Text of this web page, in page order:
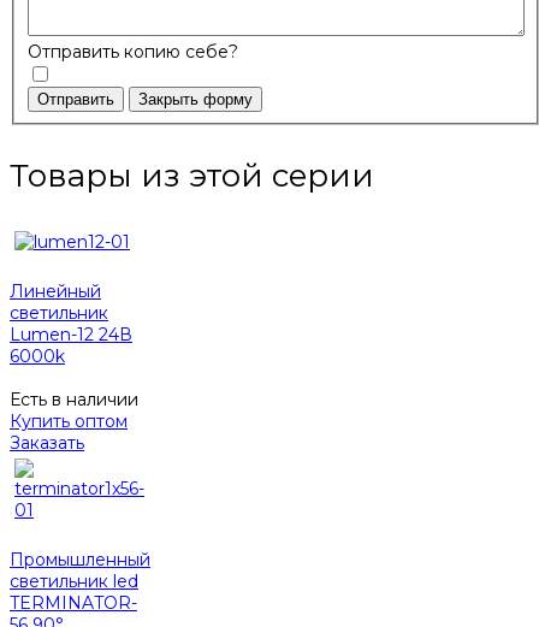
Отправить копию себе?
Отправить Закрыть форму
Товары из этой серии
Линейный
светильник
Lumen-12 24В
6000k
Есть в наличии
Купить оптом
Заказать
Промышленный
светильник led
TERMINATOR-